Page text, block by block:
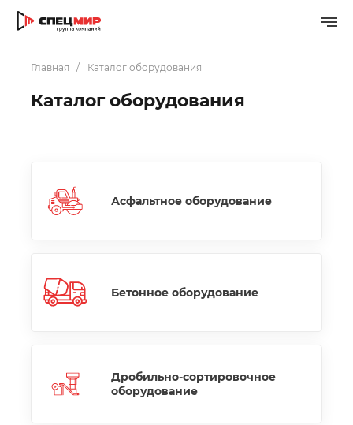
Главная Каталог оборудования
Каталог оборудования
Асфальтное оборудование
Бетонное оборудование
Дробильно-сортировочное
оборудование